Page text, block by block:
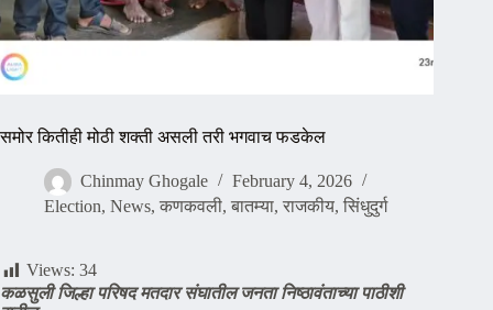
समोर कितीही मोठी शक्ती असली तरी भगवाच फडकेल
Chinmay Ghogale
February 4, 2026
Election, News, कणकवली, बातम्या, राजकीय, सिंधुदुर्ग
Views: 34
कळसुली जिल्हा परिषद मतदार संघातील जनता निष्ठावंताच्या पाठीशी